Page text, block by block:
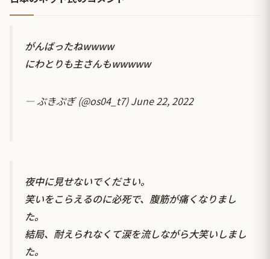
がんばったねwwww
にわとりも主さんもwwwww
— ぶきぷぎ (@os04_t7)June 22, 2022
夜中に見せないでください。
笑いをこらえるのに必死で、腹筋が痛くなりまし
た。
結局、耐えられなくて涙を流しながら大笑いしまし
た。